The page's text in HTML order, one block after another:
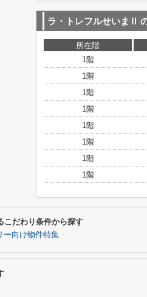
ラ・トレフルせいまⅡ
所在階
1階
1階
1階
1階
1階
1階
1階
1階
だわり条件から探す
ー向け物件特集